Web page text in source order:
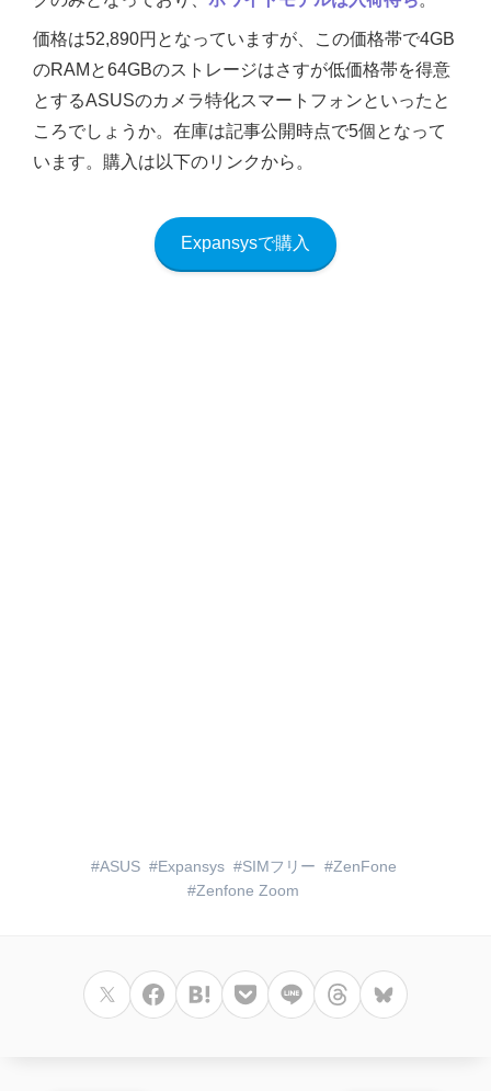
価格は52,890円となっていますが、この価格帯で4GB
のRAMと64GBのストレージはさすが低価格帯を得意
とするASUSのカメラ特化スマートフォンといったと
ころでしょうか。在庫は記事公開時点で5個となって
います。購入は以下のリンクから。
Expansysで購入
ASUS Expansys SIMフリー
ZenFone
Zenfone Zoom